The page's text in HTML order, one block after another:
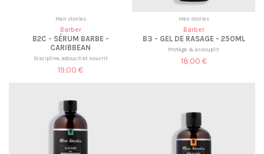
Men stories
Barber
B2C - SÉRUM BARBE -
CARIBBEAN
Discipline, adoucit et nourrit
19,00 €
Men stories
Barber
B3 - GEL DE RASAGE - 250ML
Protège & assouplit
18,00 €